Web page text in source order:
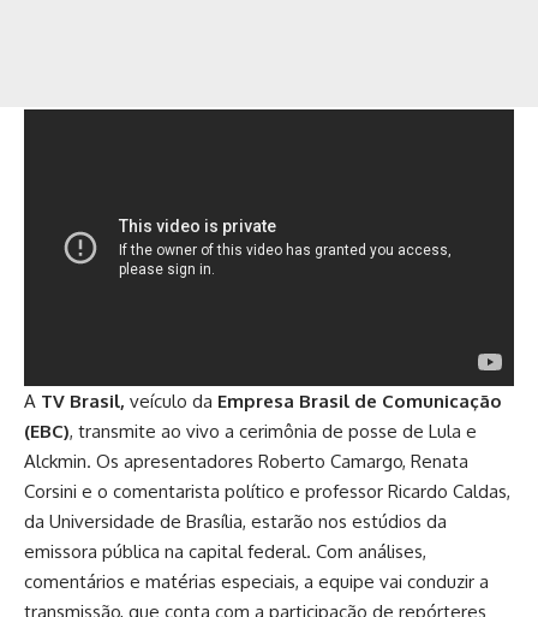
A TV Brasil, veículo da Empresa Brasil de Comunicação
(EBC), transmite ao vivo a cerimônia de posse de Lula e
Alckmin. Os apresentadores Roberto Camargo, Renata
Corsini e o comentarista político e professor Ricardo Caldas,
da Universidade de Brasília, estarão nos estúdios da
emissora pública na capital federal. Com análises,
comentários e matérias especiais, a equipe vai conduzir a
transmissão, que conta com a participação de repórteres